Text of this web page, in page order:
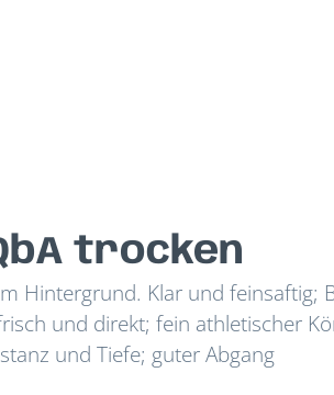
trocken
Hintergrund. Klar und feinsaftig;
und direkt; fein athletischer
und Tiefe; guter Abgang